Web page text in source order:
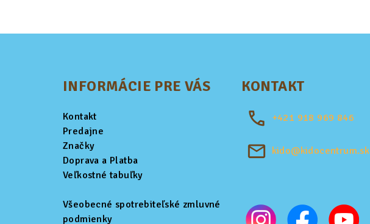
INFORMÁCIE PRE VÁS
Kontakt
Predajne
Značky
Doprava a Platba
Veľkostné tabuľky
Všeobecné spotrebiteľské zmluvné
podmienky
KONTAKT
+421 918 969 846
kido@kidocentrum.sk